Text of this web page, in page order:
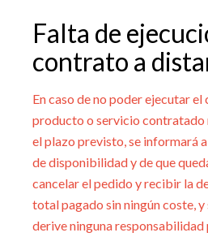
Falta de
contrato a
En caso de no poder ejecutar
producto o servicio contratado
el plazo previsto, se informará
de disponibilidad y de que
cancelar el pedido y recibir la
total pagado sin ningún coste, y
derive ninguna